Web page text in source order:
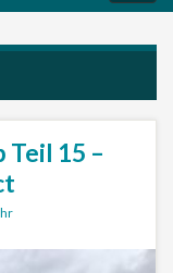
15 –